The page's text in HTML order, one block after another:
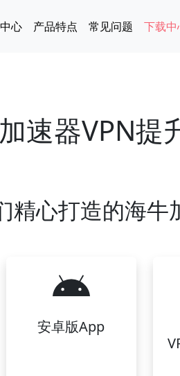
心 产品特点 常见问题 下载中
速器VPN提
精心打造的海牛
安卓版App